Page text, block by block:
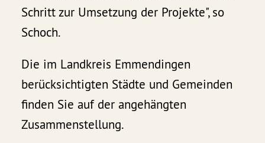
Schritt zur Umsetzung der Projekte", so
Schoch.
Die im Landkreis Emmendingen
berücksichtigten Städte und Gemeinden
finden Sie auf der angehängten
Zusammenstellung.